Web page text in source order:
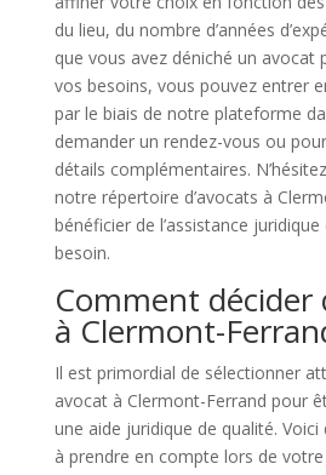
du lieu, du nombre d’années
que vous avez déniché un avocat
vos besoins, vous pouvez entrer
par le biais de notre plateforme
demander un rendez-vous ou
détails complémentaires.
notre répertoire d’avocats à
bénéficier de l’assistance
besoin.
Comment décider
à Clermont-
Il est primordial de sélectionner
avocat à Clermont-Ferrand pour
une aide juridique de qualité.
à prendre en compte lors de